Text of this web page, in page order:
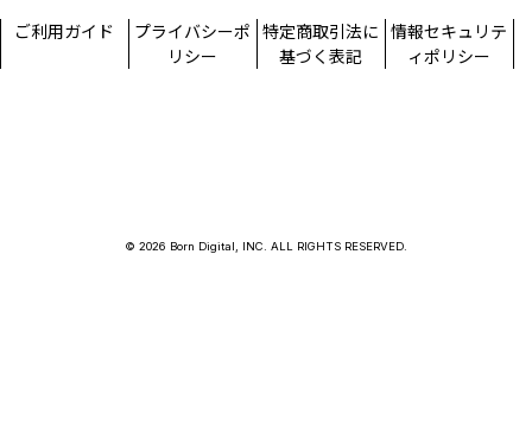
ご利用ガイド
プライバシーポ
リシー
特定商取引法に
基づく表記
情報セキュリテ
ィポリシー
© 2026 Born Digital, INC. ALL RIGHTS RESERVED.